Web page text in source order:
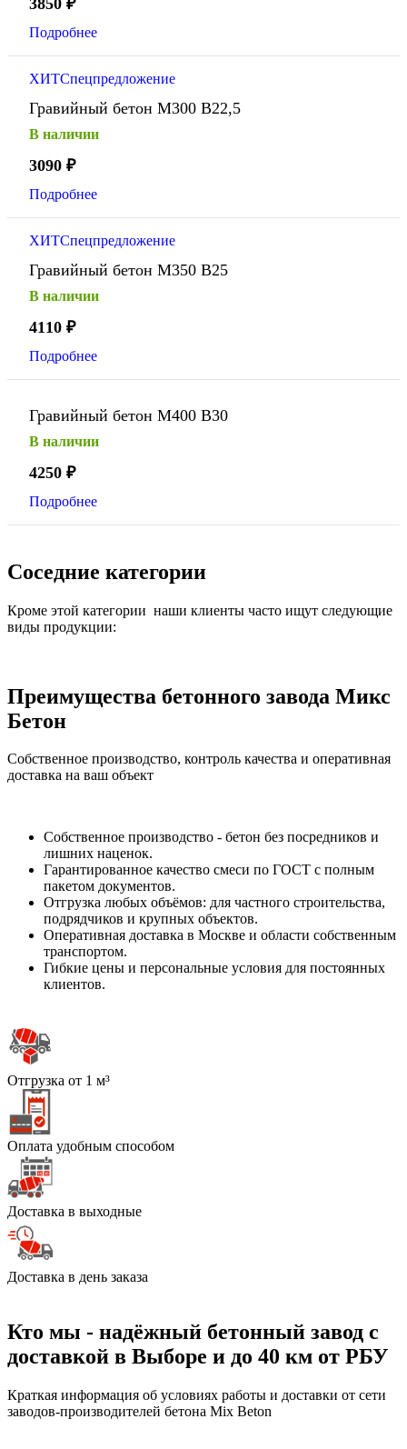
Подробнее
ХИТСпецпредложение
Гравийный бетон М300 В22,5
В наличии
3090 ₽
Подробнее
ХИТСпецпредложение
Гравийный бетон М350 В25
В наличии
4110 ₽
Подробнее
Гравийный бетон М400 В30
В наличии
4250 ₽
Подробнее
Соседние категории
Кроме этой категории наши клиенты часто ищут следующие
виды продукции:
Преимущества бетонного завода Микс
Бетон
Собственное производство, контроль качества и оперативная
доставка на ваш объект
Собственное производство - бетон без посредников и
лишних наценок.
Гарантированное качество смеси по ГОСТ с полным
пакетом документов.
Отгрузка любых объёмов: для частного строительства,
подрядчиков и крупных объектов.
Оперативная доставка в Москве и области собственным
транспортом.
Гибкие цены и персональные условия для постоянных
клиентов.
Отгрузка от 1 м³
Оплата удобным способом
Доставка в выходные
Доставка в день заказа
Кто мы - надёжный бетонный завод с
доставкой в Выборе и до 40 км от РБУ
Краткая информация об условиях работы и доставки от сети
заводов-производителей бетона Mix Beton